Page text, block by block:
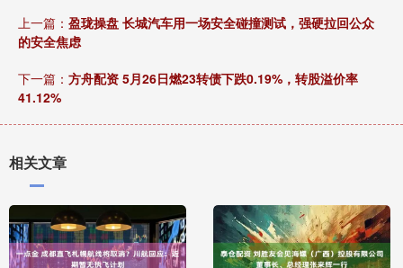
上一篇： 盈珑操盘 长城汽车用一场安全碰撞测试，强硬拉回公众
的安全焦虑
下一篇： 方舟配资 5月26日燃23转债下跌0.19%，转股溢价率
41.12%
相关文章